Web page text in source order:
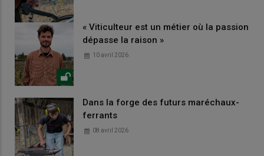
« Viticulteur est un métier où la passion
dépasse la raison »
10 avril 2026
Dans la forge des futurs maréchaux-
ferrants
08 avril 2026